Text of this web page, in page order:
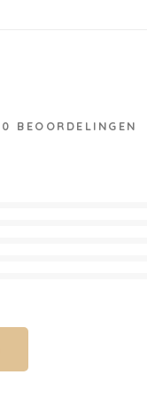
0 BEOORDELINGEN